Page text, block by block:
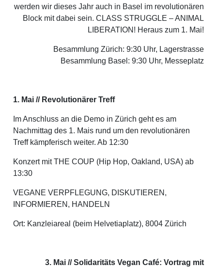
werden wir dieses Jahr auch in Basel im revolutionären
Block mit dabei sein. CLASS STRUGGLE – ANIMAL
LIBERATION! Heraus zum 1. Mai!
Besammlung Zürich: 9:30 Uhr, Lagerstrasse
Besammlung Basel: 9:30 Uhr, Messeplatz
1. Mai // Revolutionärer Treff
Im Anschluss an die Demo in Zürich geht es am
Nachmittag des 1. Mais rund um den revolutionären
Treff kämpferisch weiter. Ab 12:30
Konzert mit THE COUP (Hip Hop, Oakland, USA) ab
13:30
VEGANE VERPFLEGUNG, DISKUTIEREN,
INFORMIEREN, HANDELN
Ort: Kanzleiareal (beim Helvetiaplatz), 8004 Zürich
3. Mai // Solidaritäts Vegan Café: Vortrag mit